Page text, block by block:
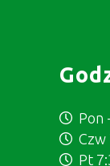
Pon
Czw
Pt